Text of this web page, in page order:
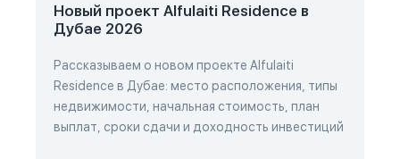
Новый проект Alfulaiti Residence в
Дубае 2026
Рассказываем о новом проекте Alfulaiti
Residence в Дубае: место расположения, типы
недвижимости, начальная стоимость, план
выплат, сроки сдачи и доходность инвестиций